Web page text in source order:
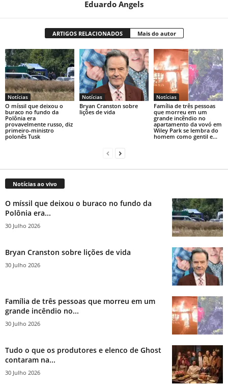
Eduardo Angels
ARTIGOS RELACIONADOS Mais do autor
Notícias
O míssil que deixou o
buraco no fundo da
Polônia era
provavelmente russo, diz
primeiro-ministro
polonês Tusk
Notícias
Bryan Cranston sobre
lições de vida
Notícias
Família de três pessoas
que morreu em um
grande incêndio no
apartamento da vovó em
Wiley Park se lembra do
homem como gentil e...
Notícias ao vivo
O míssil que deixou o buraco no fundo da
Polônia era...
30 Julho 2026
Bryan Cranston sobre lições de vida
30 Julho 2026
Família de três pessoas que morreu em um
grande incêndio no...
30 Julho 2026
Tudo o que os produtores e elenco de Ghost
contaram na...
30 Julho 2026